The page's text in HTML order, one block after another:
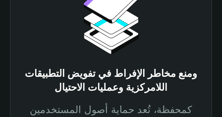
ومنع مخاطر الإفراط في تفويض التطبيقات
اللامركزية وعمليات الاحتيال
كمحفظة، تُعد حماية أصول المستخدمين